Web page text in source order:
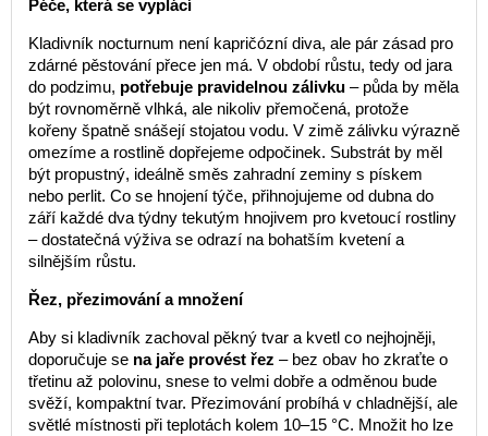
Péče, která se vyplácí
Kladivník nocturnum není kapričózní diva, ale pár zásad pro
zdárné pěstování přece jen má. V období růstu, tedy od jara
do podzimu, potřebuje pravidelnou zálivku – půda by měla
být rovnoměrně vlhká, ale nikoliv přemočená, protože
kořeny špatně snášejí stojatou vodu. V zimě zálivku výrazně
omezíme a rostlině dopřejeme odpočinek. Substrát by měl
být propustný, ideálně směs zahradní zeminy s pískem
nebo perlit. Co se hnojení týče, přihnojujeme od dubna do
září každé dva týdny tekutým hnojivem pro kvetoucí rostliny
– dostatečná výživa se odrazí na bohatším kvetení a
silnějším růstu.
Řez, přezimování a množení
Aby si kladivník zachoval pěkný tvar a kvetl co nejhojněji,
doporučuje se na jaře provést řez – bez obav ho zkraťte o
třetinu až polovinu, snese to velmi dobře a odměnou bude
svěží, kompaktní tvar. Přezimování probíhá v chladnější, ale
světlé místnosti při teplotách kolem 10–15 °C. Množit ho lze